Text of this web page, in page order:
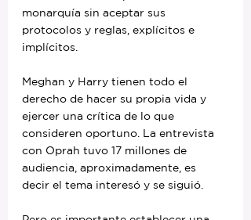
monarquía sin aceptar sus
protocolos y reglas, explícitos e
implícitos.
Meghan y Harry tienen todo el
derecho de hacer su propia vida y
ejercer una crítica de lo que
consideren oportuno. La entrevista
con Oprah tuvo 17 millones de
audiencia, aproximadamente, es
decir el tema interesó y se siguió.